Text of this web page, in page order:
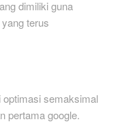
dimiliki guna
terus
optimasi semaksimal
pertama google.